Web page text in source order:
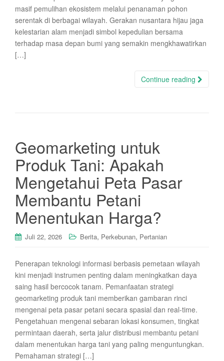
masif pemulihan ekosistem melalui penanaman pohon
serentak di berbagai wilayah. Gerakan nusantara hijau jaga
kelestarian alam menjadi simbol kepedulian bersama
terhadap masa depan bumi yang semakin mengkhawatirkan
[…]
Continue reading
Geomarketing untuk
Produk Tani: Apakah
Mengetahui Peta Pasar
Membantu Petani
Menentukan Harga?
Juli 22, 2026 Berita, Perkebunan, Pertanian
Penerapan teknologi informasi berbasis pemetaan wilayah
kini menjadi instrumen penting dalam meningkatkan daya
saing hasil bercocok tanam. Pemanfaatan strategi
geomarketing produk tani memberikan gambaran rinci
mengenai peta pasar petani secara spasial dan real-time.
Pengetahuan mengenai sebaran lokasi konsumen, tingkat
permintaan daerah, serta jalur distribusi membantu petani
dalam menentukan harga tani yang paling menguntungkan.
Pemahaman strategi […]